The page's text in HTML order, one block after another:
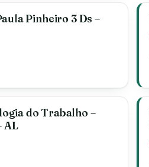
Pinheiro 3 Ds –
do Trabalho –
AL